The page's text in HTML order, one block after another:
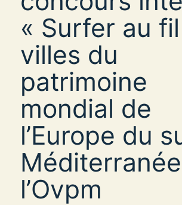
« Surfer au
villes du
patrimoine
mondial de
l’Europe du
l’Ovpm